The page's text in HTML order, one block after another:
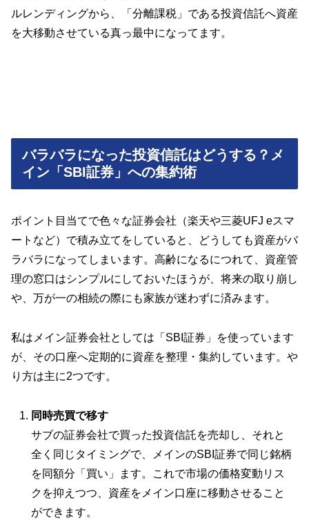
ルレンディングから、「分離課税」である投資信託へ資産
を大移動させている真っ最中になってます。
バラバラになった投資信託はどうする？メ
イン「SBI証券」への集約術
ポイント目当てで色々な証券会社（楽天や三菱UFJ eスマ
ートなど）で積み立てをしていると、どうしても資産がバ
ラバラになってしまいます。高齢になるにつれて、資産管
理の窓口はシンプルにしておいたほうが、将来の取り崩し
や、万が一の相続の際にも家族が迷わずに済みます。
私はメイン証券会社としては「SBI証券」を使っています
が、その口座へ定期的に資産を整理・集約しています。や
り方は主に2つです。
同時売買で移す
サブの証券会社で買った投資信託を売却し、それと
全く同じタイミングで、メインのSBI証券で同じ銘柄
を同額分「買い」ます。これで市場の価格変動リス
クを抑えつつ、資産をメイン口座に移動させること
ができます。